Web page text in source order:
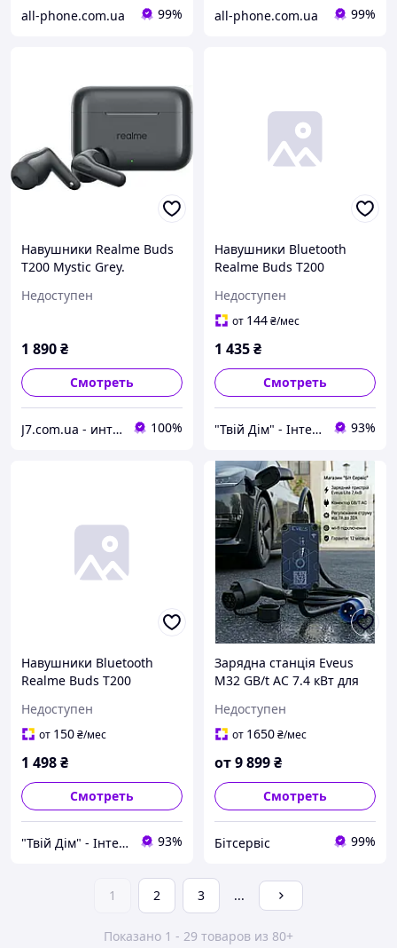
all-phone.com.ua 99% all-phone.com.ua 99%
Навушники Realme Buds
T200 Mystic Grey.
Недоступен
1 890₴
Смотреть
J7.com.ua - интернет магазин электроники и аксессуаров 100%
Навушники Bluetooth
Realme Buds T200
Недоступен
от 144₴/мес
1 435₴
Смотреть
"Твій Дім" - Інтернет-гіпермаркет 93%
Навушники Bluetooth
Realme Buds T200
Недоступен
от 150₴/мес
1 498₴
Смотреть
"Твій Дім" - Інтернет-гіпермаркет 93%
Зарядна станція Eveus
M32 GB/t AC 7.4 кВт для
регулюванням сили
струму [7/16/24/32А]
Недоступен
от 1650₴/мес
от9 899₴
Смотреть
Бітсервіс 99%
1 2 3 ...
Показано 1 - 29 товаров из 80+